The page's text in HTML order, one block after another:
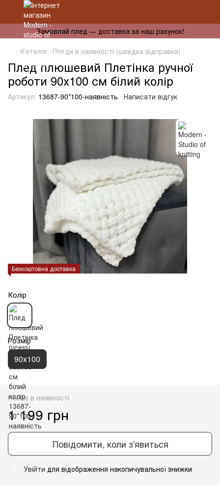
Замовляй плед — доставка за наш рахунок!
Каталог Пледи в наявності (швидка відправка)
Плед плюшевий Плетінка ручної
роботи 90х100 см білий колір
Артикул: 13687-90*100-наявність Написати відгук
Безкоштовна доставка
Колір
Розмір
90х100
Немає в наявності
1 199 грн
Повідомити, коли з'явиться
Увійти для відображення накопичувальної знижки